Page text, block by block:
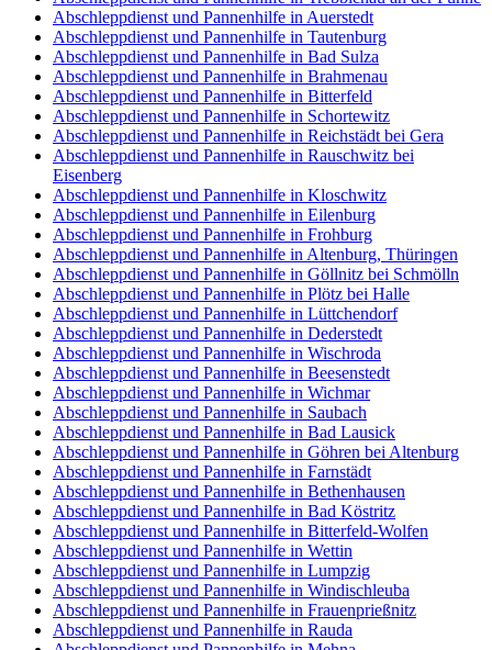
Abschleppdienst und Pannenhilfe in Auerstedt
Abschleppdienst und Pannenhilfe in Tautenburg
Abschleppdienst und Pannenhilfe in Bad Sulza
Abschleppdienst und Pannenhilfe in Brahmenau
Abschleppdienst und Pannenhilfe in Bitterfeld
Abschleppdienst und Pannenhilfe in Schortewitz
Abschleppdienst und Pannenhilfe in Reichstädt bei Gera
Abschleppdienst und Pannenhilfe in Rauschwitz bei
Eisenberg
Abschleppdienst und Pannenhilfe in Kloschwitz
Abschleppdienst und Pannenhilfe in Eilenburg
Abschleppdienst und Pannenhilfe in Frohburg
Abschleppdienst und Pannenhilfe in Altenburg, Thüringen
Abschleppdienst und Pannenhilfe in Göllnitz bei Schmölln
Abschleppdienst und Pannenhilfe in Plötz bei Halle
Abschleppdienst und Pannenhilfe in Lüttchendorf
Abschleppdienst und Pannenhilfe in Dederstedt
Abschleppdienst und Pannenhilfe in Wischroda
Abschleppdienst und Pannenhilfe in Beesenstedt
Abschleppdienst und Pannenhilfe in Wichmar
Abschleppdienst und Pannenhilfe in Saubach
Abschleppdienst und Pannenhilfe in Bad Lausick
Abschleppdienst und Pannenhilfe in Göhren bei Altenburg
Abschleppdienst und Pannenhilfe in Farnstädt
Abschleppdienst und Pannenhilfe in Bethenhausen
Abschleppdienst und Pannenhilfe in Bad Köstritz
Abschleppdienst und Pannenhilfe in Bitterfeld-Wolfen
Abschleppdienst und Pannenhilfe in Wettin
Abschleppdienst und Pannenhilfe in Lumpzig
Abschleppdienst und Pannenhilfe in Windischleuba
Abschleppdienst und Pannenhilfe in Frauenprießnitz
Abschleppdienst und Pannenhilfe in Rauda